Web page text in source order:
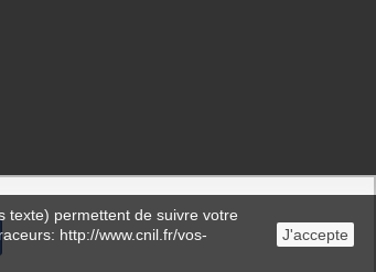
texte) permettent de suivre votre
http://www.cnil.fr/vos-
J'accepte